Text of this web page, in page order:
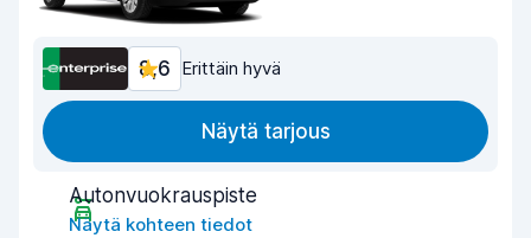
8,6 Erittäin hyvä
Näytä tarjous
Autonvuokrauspiste
Näytä kohteen tiedot